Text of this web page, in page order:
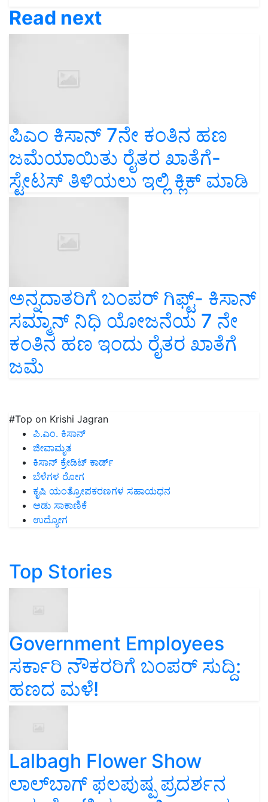
Read next
ಪಿಎಂ ಕಿಸಾನ್ 7ನೇ ಕಂತಿನ ಹಣ
ಜಮೆಯಾಯಿತು ರೈತರ ಖಾತೆಗೆ-
ಸ್ಟೇಟಸ್ ತಿಳಿಯಲು ಇಲ್ಲಿ ಕ್ಲಿಕ್ ಮಾಡಿ
ಅನ್ನದಾತರಿಗೆ ಬಂಪರ್ ಗಿಫ್ಟ್- ಕಿಸಾನ್
ಸಮ್ಮಾನ್ ನಿಧಿ ಯೋಜನೆಯ 7 ನೇ
ಕಂತಿನ ಹಣ ಇಂದು ರೈತರ ಖಾತೆಗೆ
ಜಮೆ
#Top on Krishi Jagran
ಪಿ.ಎಂ. ಕಿಸಾನ್
ಜೀವಾಮೃತ
ಕಿಸಾನ್ ಕ್ರೇಡಿಟ್ ಕಾರ್ಡ್
ಬೆಳೆಗಳ ರೋಗ
ಕೃಷಿ ಯಂತ್ರೋಪಕರಣಗಳ ಸಹಾಯಧನ
ಆಡು ಸಾಕಾಣಿಕೆ
ಉದ್ಯೋಗ
Top Stories
Government Employees
ಸರ್ಕಾರಿ ನೌಕರರಿಗೆ ಬಂಪರ್‌ ಸುದ್ದಿ:
ಹಣದ ಮಳೆ!
Lalbagh Flower Show
ಲಾಲ್‌ಬಾಗ್ ಫಲಪುಷ್ಪ ಪ್ರದರ್ಶನ